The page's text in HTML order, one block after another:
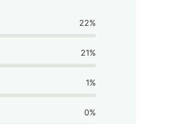
22%
21%
1%
0%